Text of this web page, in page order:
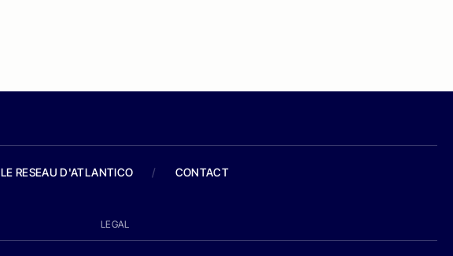
LE RESEAU D'ATLANTICO / CONTACT
LEGAL